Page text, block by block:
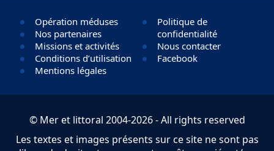
Opération méduses
Nos partenaires
Missions et activités
Conditions d’utilisation
Mentions légales
Politique de
confidentialité
Nous contacter
Facebook
© Mer et littoral 2004-2026 - All rights reserved
Les textes et images présents sur ce site ne sont pas